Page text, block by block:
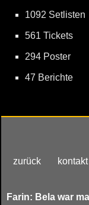
1092 Setlisten
561 Tickets
294 Poster
47 Berichte
zurück kontakt
Farin: Bela war